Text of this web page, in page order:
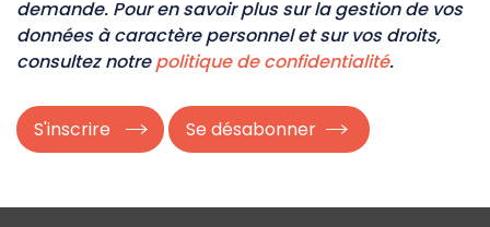
demande. Pour en savoir plus sur la gestion de vos
données à caractère personnel et sur vos droits,
consultez notrepolitique de confidentialité.